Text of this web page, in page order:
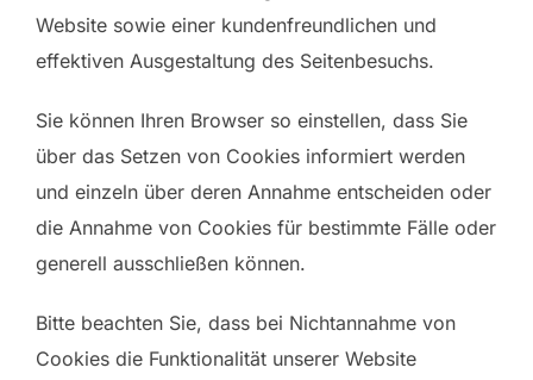
Website sowie einer kundenfreundlichen und
effektiven Ausgestaltung des Seitenbesuchs.
Sie können Ihren Browser so einstellen, dass Sie
über das Setzen von Cookies informiert werden
und einzeln über deren Annahme entscheiden oder
die Annahme von Cookies für bestimmte Fälle oder
generell ausschließen können.
Bitte beachten Sie, dass bei Nichtannahme von
Cookies die Funktionalität unserer Website